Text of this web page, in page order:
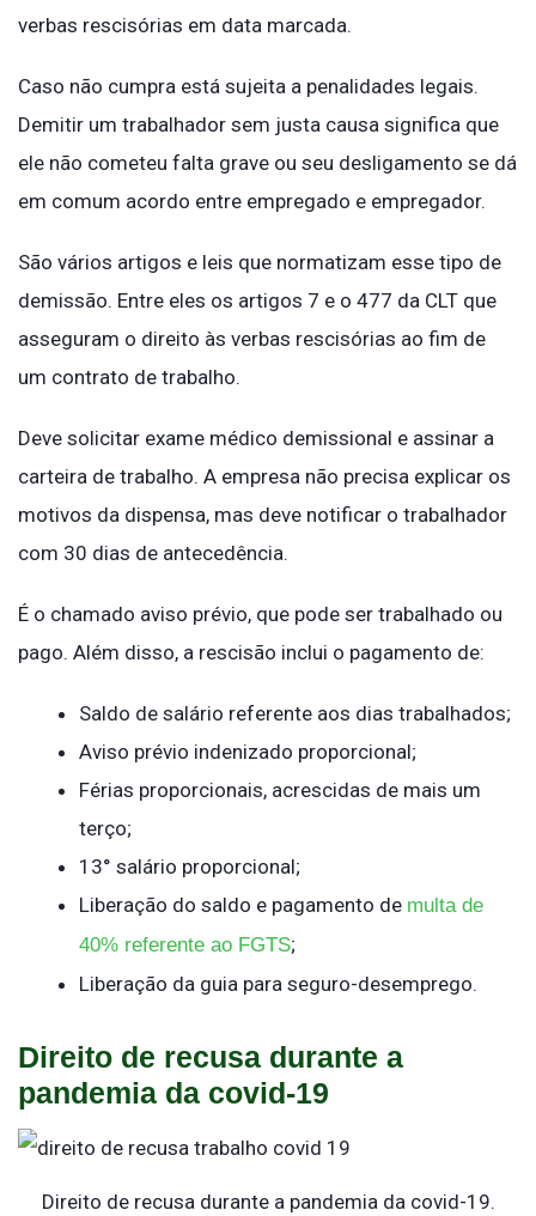
verbas rescisórias em data marcada.
Caso não cumpra está sujeita a penalidades legais.
Demitir um trabalhador sem justa causa significa que
ele não cometeu falta grave ou seu desligamento se dá
em comum acordo entre empregado e empregador.
São vários artigos e leis que normatizam esse tipo de
demissão. Entre eles os artigos 7 e o 477 da CLT que
asseguram o direito às verbas rescisórias ao fim de
um contrato de trabalho.
Deve solicitar exame médico demissional e assinar a
carteira de trabalho. A empresa não precisa explicar os
motivos da dispensa, mas deve notificar o trabalhador
com 30 dias de antecedência.
É o chamado aviso prévio, que pode ser trabalhado ou
pago. Além disso, a rescisão inclui o pagamento de:
Saldo de salário referente aos dias trabalhados;
Aviso prévio indenizado proporcional;
Férias proporcionais, acrescidas de mais um
terço;
13° salário proporcional;
Liberação do saldo e pagamento de multa de
40% referente ao FGTS;
Liberação da guia para seguro-desemprego.
Direito de recusa durante a
pandemia da covid-19
Direito de recusa durante a pandemia da covid-19.